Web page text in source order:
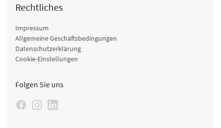
Rechtliches
Impressum
Allgemeine Geschäftsbedingungen
Datenschutzerklärung
Cookie-Einstellungen
Folgen Sie uns